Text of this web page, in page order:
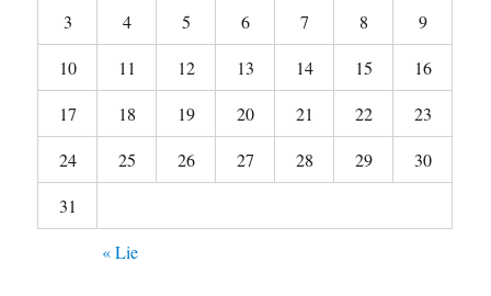
3
4 5 6 7 8
9
10
11 12 13 14 15
16
17
18 19 20 21 22
23
24
25 26 27 28 29
30
31
« Lie